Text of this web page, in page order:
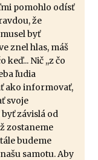
pomohlo odísť
že
byť
znel hlas, máš
Nič ,,z čo
ľudia
ako informovať,
svoje
závislá od
zostaneme
budeme
samotu. Aby